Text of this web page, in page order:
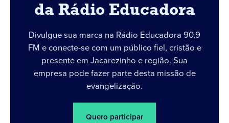
da Rádio Educadora
Divulgue sua marca na Rádio Educadora 90,9
FM e conecte-se com um público fiel, cristão e
presente em Jacarezinho e região. Sua
empresa pode fazer parte desta missão de
evangelização.
Quero participar